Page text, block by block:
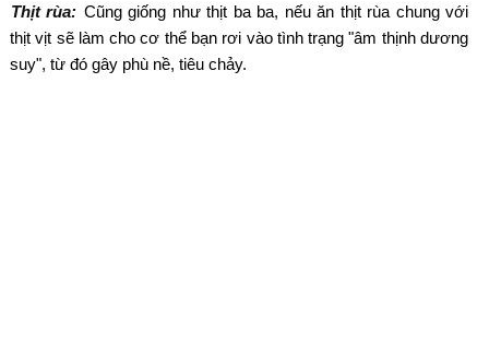
Thịt rùa: Cũng giống như thịt ba ba, nếu ăn thịt rùa chung với
thịt vịt sẽ làm cho cơ thể bạn rơi vào tình trạng "âm thịnh dương
suy", từ đó gây phù nề, tiêu chảy.